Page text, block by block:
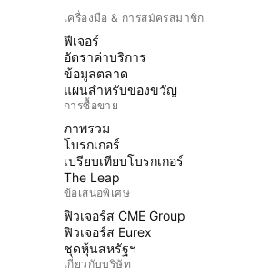
เครื่องมือ & การสมัครสมาชิก
ฟีเจอร์
อัตราค่าบริการ
ข้อมูลตลาด
แผนสำหรับของขวัญ
การซื้อขาย
ภาพรวม
โบรกเกอร์
เปรียบเทียบโบรกเกอร์
The Leap
ข้อเสนอพิเศษ
ฟิวเจอร์ส CME Group
ฟิวเจอร์ส Eurex
ชุดหุ้นสหรัฐฯ
เกี่ยวกับบริษัท